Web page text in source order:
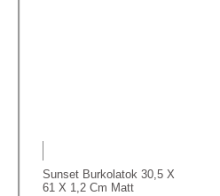
Sunset Burkolatok 30,5 X
61 X 1,2 Cm Matt